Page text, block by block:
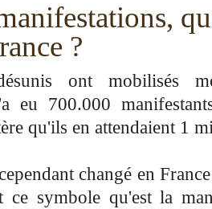
?
ont mobilisés
eu 700.000
qu'ils en attendaient 1
changé en
ce symbole qu'est la